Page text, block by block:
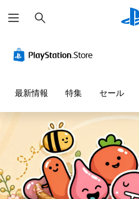
索
最新情報 特集 セール